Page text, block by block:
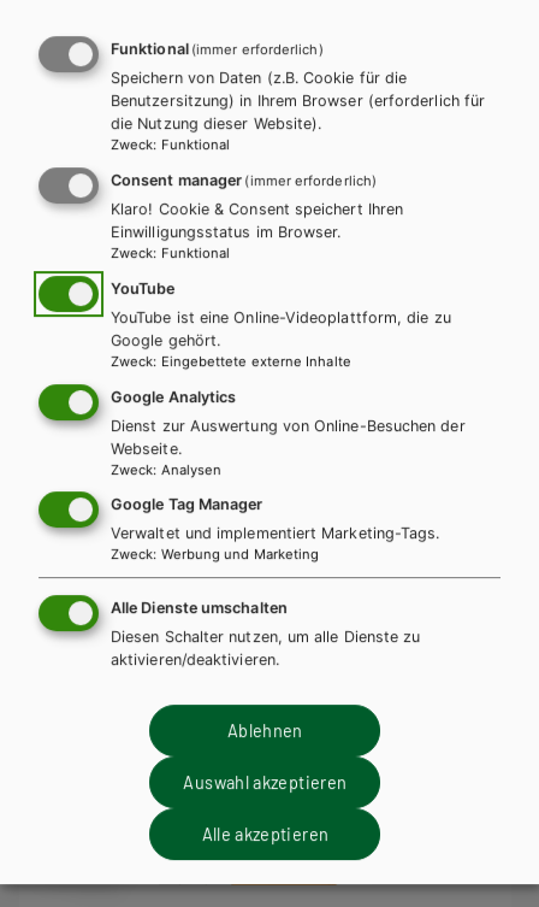
Contactus cum Grammatica. Latein-
Grammatik kompakt
Übungsbuch
Funktional (immer erforderlich)
Speichern von Daten (z.B. Cookie für die
Benutzersitzung) in Ihrem Browser (erforderlich für
die Nutzung dieser Website).
Zweck: Funktional
Consent manager (immer erforderlich)
Klaro! Cookie & Consent speichert Ihren
Einwilligungsstatus im Browser.
Zweck: Funktional
YouTube
YouTube ist eine Online-Videoplattform, die zu
Google gehört.
Zweck: Eingebettete externe Inhalte
Google Analytics
Dienst zur Auswertung von Online-Besuchen der
Webseite.
Zweck: Analysen
Google Tag Manager
Verwaltet und implementiert Marketing-Tags.
Zweck: Werbung und Marketing
Alle Dienste umschalten
Diesen Schalter nutzen, um alle Dienste zu
aktivieren/deaktivieren.
Ablehnen
Auswahl akzeptieren
Alle akzeptieren